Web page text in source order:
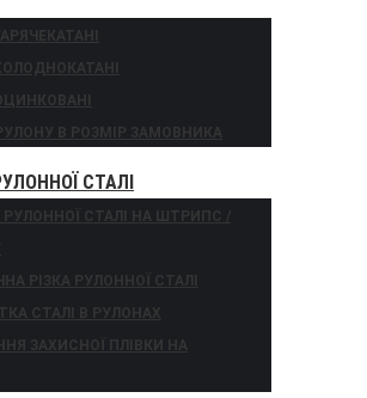
В РОЗМІР ЗАМОВНИКА
СТАЛІ
РУЛОННОЇ СТАЛІ НА ШТРИПС /
РІЗКА РУЛОННОЇ СТАЛІ
СТАЛІ В РУЛОНАХ
ЗАХИСНОЇ ПЛІВКИ НА